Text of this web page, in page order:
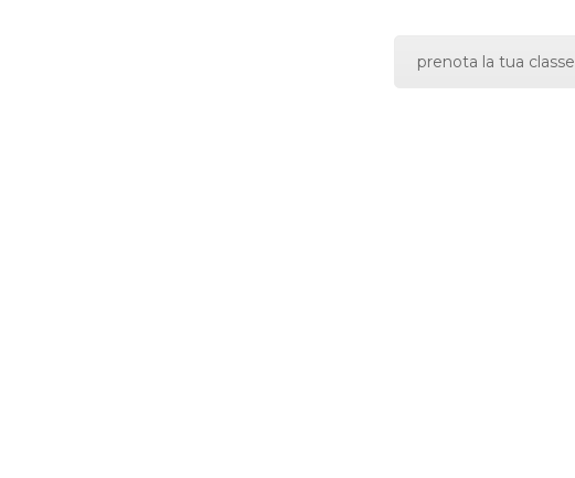
prenota la tua classe